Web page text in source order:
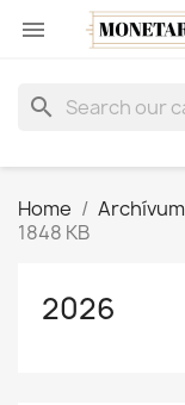

search
Home Archívum
1848 KB
2026